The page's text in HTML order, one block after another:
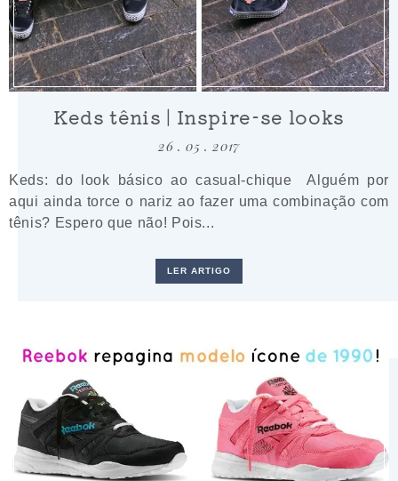
Keds tênis | Inspire-se looks
26 . 05 . 2017
Keds: do look básico ao casual-chique Alguém por
aqui ainda torce o nariz ao fazer uma combinação com
tênis? Espero que não! Pois...
LER ARTIGO